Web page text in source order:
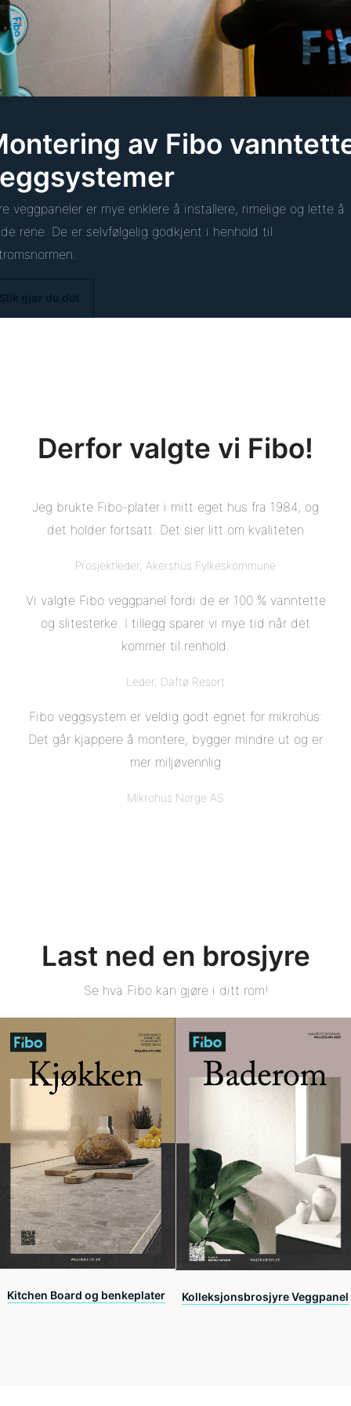
av Fibo
veggpaneler er mye enklere å installere, rimelige og lette å
rene. De er selvfølgelig godkjent i henhold til
Derfor valgte vi Fibo!
Jeg brukte Fibo-plater i mitt eget hus fra 1984, og
det holder fortsatt. Det sier litt om kvaliteten
Prosjektleder, Akershus Fylkeskommune
Vi valgte Fibo veggpanel fordi de er 100 % vanntette
og slitesterke. I tillegg sparer vi mye tid når det
kommer til renhold.
Leder, Daftø Resort
Fibo veggsystem er veldig godt egnet for mikrohus:
Det går kjappere å montere, bygger mindre ut og er
mer miljøvennlig
Mikrohus Norge AS
Last ned en brosjyre
Se hva Fibo kan gjøre i ditt rom!
Kitchen Board og benkeplater Kolleksjonsbrosjyre Veggpanel